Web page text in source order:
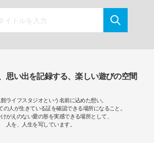
思い出を記録する、楽しい遊びの空間
ライフスタジオという名前に込めた想い。
の人が生きている証を確認できる場所になること。
がえのない愛の形を実感できる場所として、
人を、人生を写しています。